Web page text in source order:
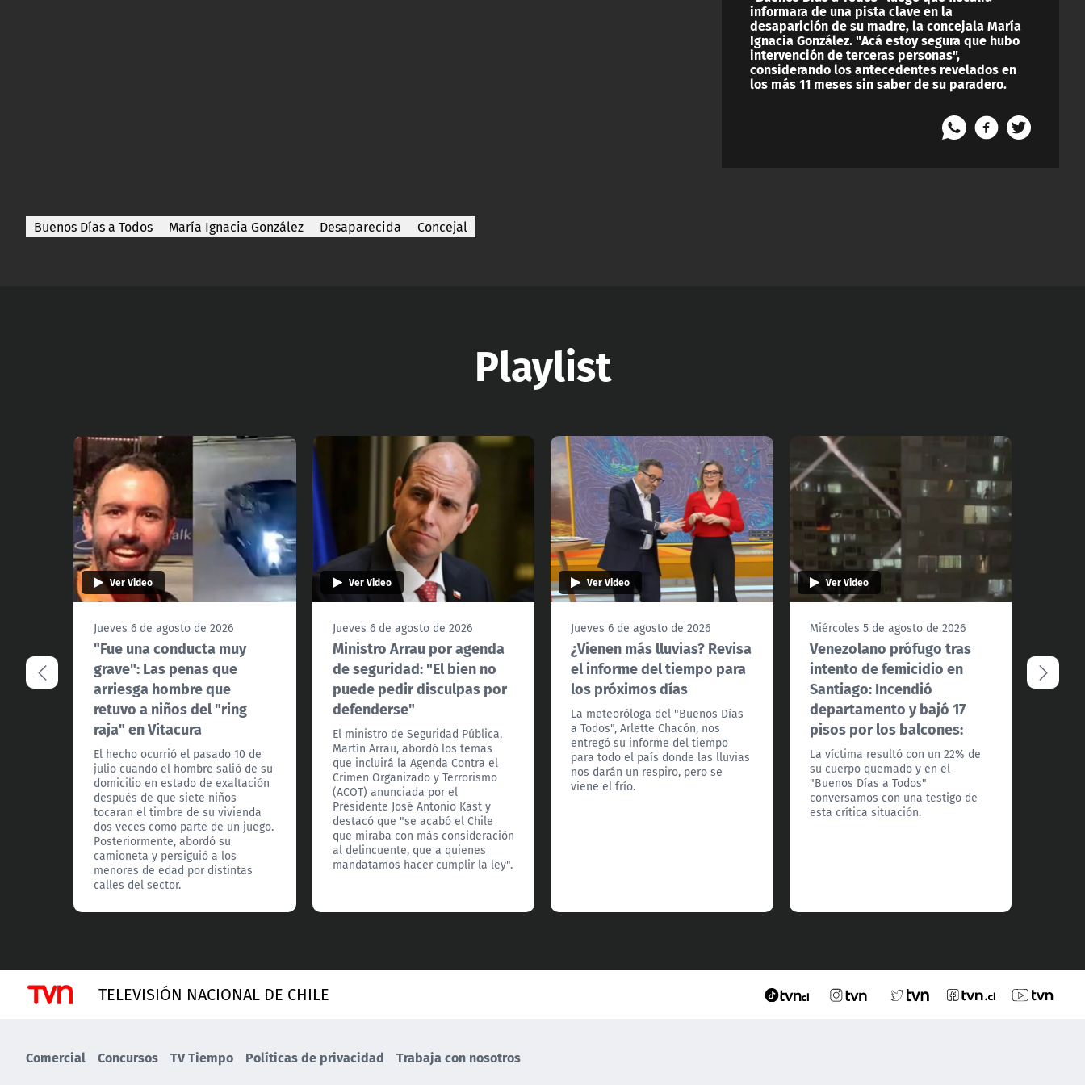
informara de una pista clave en la
desaparición de su madre, la concejala María
Ignacia González. "Acá estoy segura que hubo
intervención de terceras personas",
considerando los antecedentes revelados en
los más 11 meses sin saber de su paradero.
Buenos Días a Todos María Ignacia González Desaparecida Concejal
Playlist
Ver Video
Jueves 6 de agosto de 2026
"Fue una conducta muy
grave": Las penas que
arriesga hombre que
retuvo a niños del "ring
raja" en Vitacura
El hecho ocurrió el pasado 10 de
julio cuando el hombre salió de su
domicilio en estado de exaltación
después de que siete niños
tocaran el timbre de su vivienda
dos veces como parte de un juego.
Posteriormente, abordó su
camioneta y persiguió a los
menores de edad por distintas
calles del sector.
Ver Video
Jueves 6 de agosto de 2026
Ministro Arrau por agenda
de seguridad: "El bien no
puede pedir disculpas por
defenderse"
El ministro de Seguridad Pública,
Martín Arrau, abordó los temas
que incluirá la Agenda Contra el
Crimen Organizado y Terrorismo
(ACOT) anunciada por el
Presidente José Antonio Kast y
destacó que "se acabó el Chile
que miraba con más consideración
al delincuente, que a quienes
mandatamos hacer cumplir la ley".
Ver Video
Jueves 6 de agosto de 2026
¿Vienen más lluvias? Revisa
el informe del tiempo para
los próximos días
La meteoróloga del "Buenos Días
a Todos", Arlette Chacón, nos
entregó su informe del tiempo
para todo el país donde las lluvias
nos darán un respiro, pero se
viene el frío.
Ver Video
Miércoles 5 de agosto de 2026
Venezolano prófugo tras
intento de femicidio en
Santiago: Incendió
departamento y bajó 17
pisos por los balcones:
La víctima resultó con un 22% de
su cuerpo quemado y en el
"Buenos Días a Todos"
conversamos con una testigo de
esta crítica situación.
TELEVISIÓN NACIONAL DE CHILE
Comercial Concursos TV Tiempo Políticas de privacidad Trabaja con nosotros